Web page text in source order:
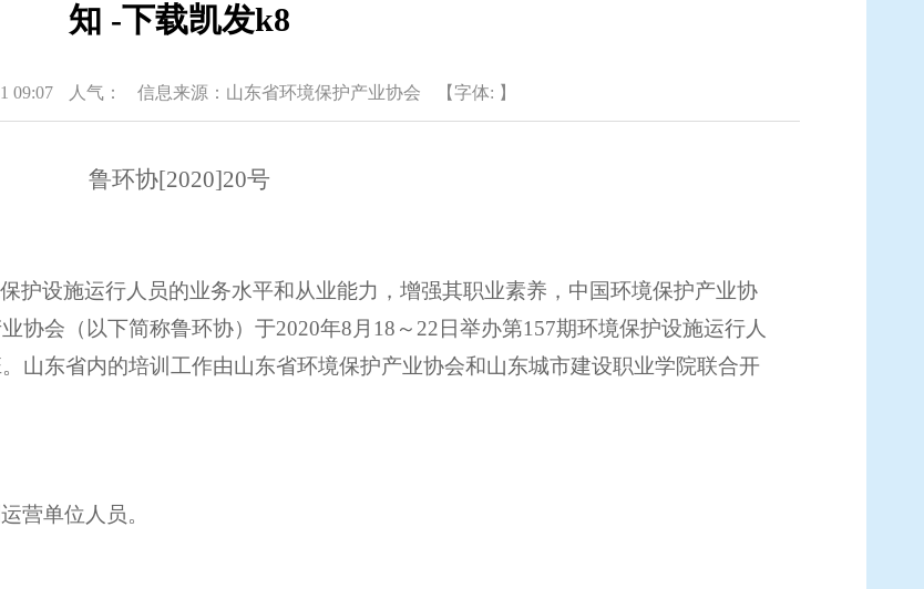
知 -下载凯发k8
09:07 人气： 信息来源：山东省环境保护产业协会 【字体: 】
鲁环协[2020]20号
护设施运行人员的业务水平和从业能力，增强其职业素养，中国环境保护产业协
协会（以下简称鲁环协）于2020年8 月 18 ～ 22 日举办第157期环境保护设施运行人
山东省内的培训工作由山东省环境保护产业协会和山东城市建设职业学院联合开
营单位人员。